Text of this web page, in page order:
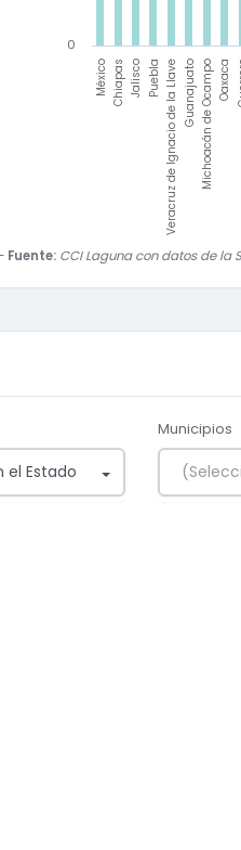
México ChiapasJalisco Puebla Veracruz de Ignacio de la LlaveGuanajuatoMichoacán de Ocampo Oaxaca
0
Fuente: CCI Laguna con datos de la
el Estado
Municipios